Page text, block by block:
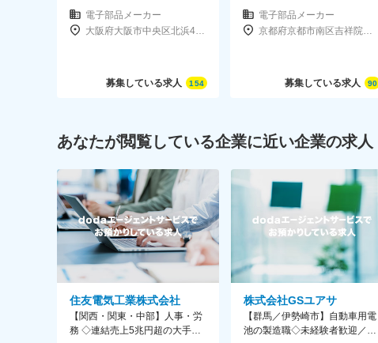
電子部品メーカー
大阪府大阪市中央区北浜4-5-33住友ビル3F
募集している求人 154
電子部品メーカー
京都府京都市南区吉祥院西ノ庄猪之馬場町1
募集している求人 90
あなたが閲覧している企業に近い企業の求人
住友電気工業株式会社
【関西・関東・中部】人事・労
務 ◇連結売上5兆円超の大手上
株式会社GSユアサ
【群馬／伊勢崎市】自動車用電
池の製造職◇未経験者歓迎／電